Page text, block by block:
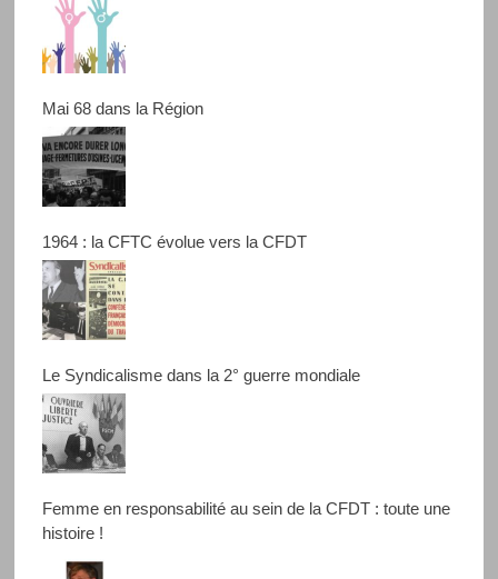
Mai 68 dans la Région
1964 : la CFTC évolue vers la CFDT
Le Syndicalisme dans la 2° guerre mondiale
Femme en responsabilité au sein de la CFDT : toute une
histoire !